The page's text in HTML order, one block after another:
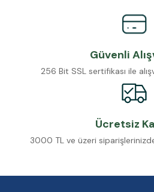
Güvenli
256 Bit SSL sertifikası ile
Ücretsiz
3000 TL ve üzeri